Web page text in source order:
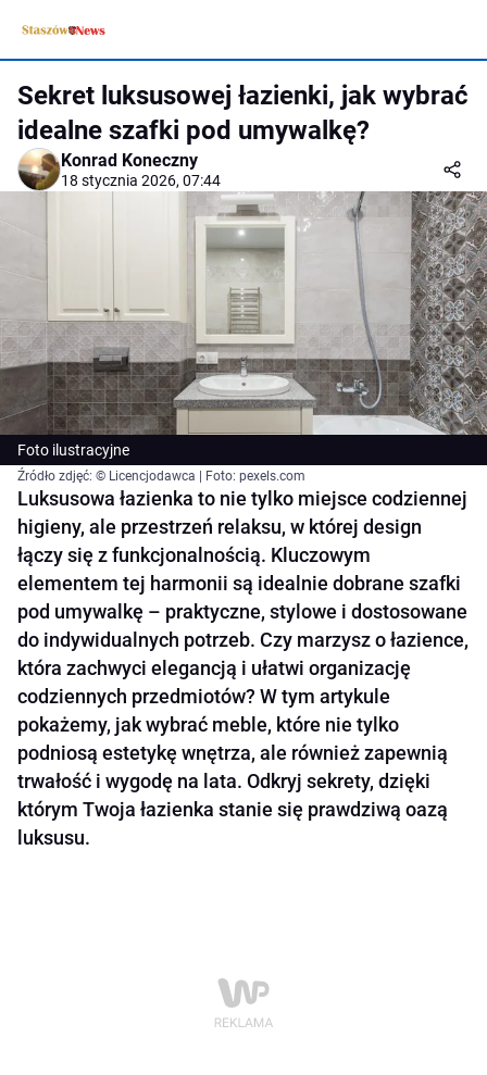
Sekret luksusowej łazienki, jak wybrać
idealne szafki pod umywalkę?
Konrad Koneczny
18 stycznia 2026, 07:44
Foto ilustracyjne
Źródło zdjęć: © Licencjodawca | Foto: pexels.com
Luksusowa łazienka to nie tylko miejsce codziennej
higieny, ale przestrzeń relaksu, w której design
łączy się z funkcjonalnością. Kluczowym
elementem tej harmonii są idealnie dobrane szafki
pod umywalkę – praktyczne, stylowe i dostosowane
do indywidualnych potrzeb. Czy marzysz o łazience,
która zachwyci elegancją i ułatwi organizację
codziennych przedmiotów? W tym artykule
pokażemy, jak wybrać meble, które nie tylko
podniosą estetykę wnętrza, ale również zapewnią
trwałość i wygodę na lata. Odkryj sekrety, dzięki
którym Twoja łazienka stanie się prawdziwą oazą
luksusu.